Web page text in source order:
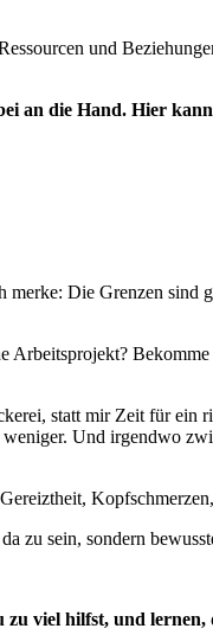
und
an die Hand. Hier
Die Grenzen
statt mir Zeit für ein
Und irgendwo
zu sein, sondern
viel hilfst, und lernen,